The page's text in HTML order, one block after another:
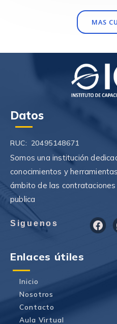
MAS
Datos
RUC: 20495148671
Somos una institución
conocimientos y
ámbito de las
publica
Siguenos F
a
Enlaces útiles
Inicio
Nosotros
Contacto
Aula Virtual